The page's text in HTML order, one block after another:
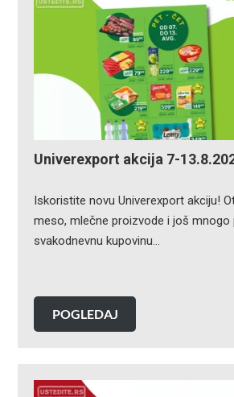
Univerexport akcija 7-
Iskoristite novu Univerexport akciju!
meso, mlečne proizvode i još mnogo
svakodnevnu kupovinu…
POGLEDAJ